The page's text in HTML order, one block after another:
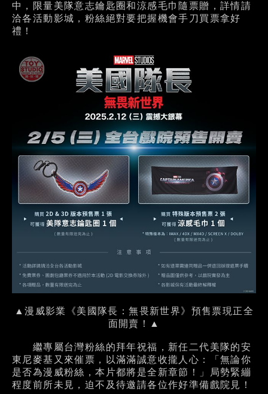
中，限量美隊意志鑰匙圈和涼感毛巾隨票贈，詳情請
洽各活動影城，粉絲絕對要把握機會手刀買票拿好
禮！
▲漫威影業《美國隊長：無畏新世界》預售票現正全
面開賣！▲
繼專屬台灣粉絲的拜年祝福，新任二代美隊的安
東尼麥基又來催票，以滿滿誠意收攏人心：「無論你
是否為漫威粉絲，本片都將是全新章節！」局勢緊繃
程度前所未見，迫不及待邀請各位作好準備戲院見！